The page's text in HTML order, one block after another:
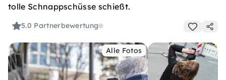
tolle Schnappschüsse schießt.
5.0 Partnerbewertung
Alle Fotos